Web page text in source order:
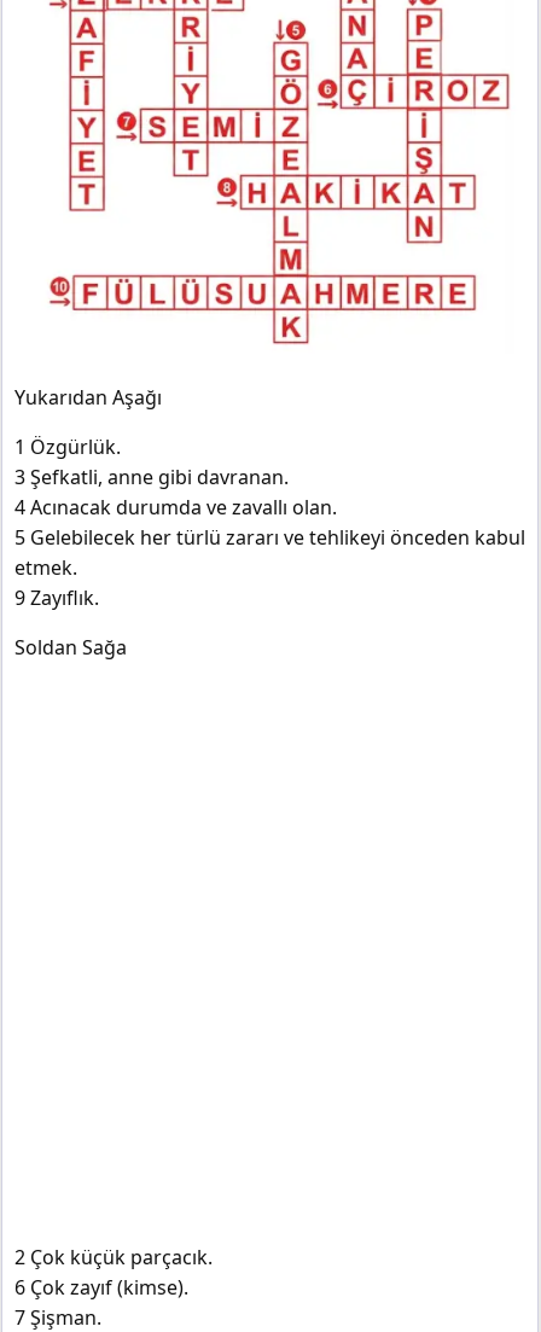
Yukarıdan Aşağı
1 Özgürlük.
3 Şefkatli, anne gibi davranan.
4 Acınacak durumda ve zavallı olan.
5 Gelebilecek her türlü zararı ve tehlikeyi önceden kabul
etmek.
9 Zayıflık.
Soldan Sağa
2 Çok küçük parçacık.
6 Çok zayıf (kimse).
7 Şişman.